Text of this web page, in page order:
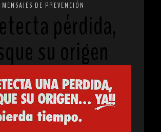
MENSAJES DE PREVENCIÓN
pérdida,
su origen